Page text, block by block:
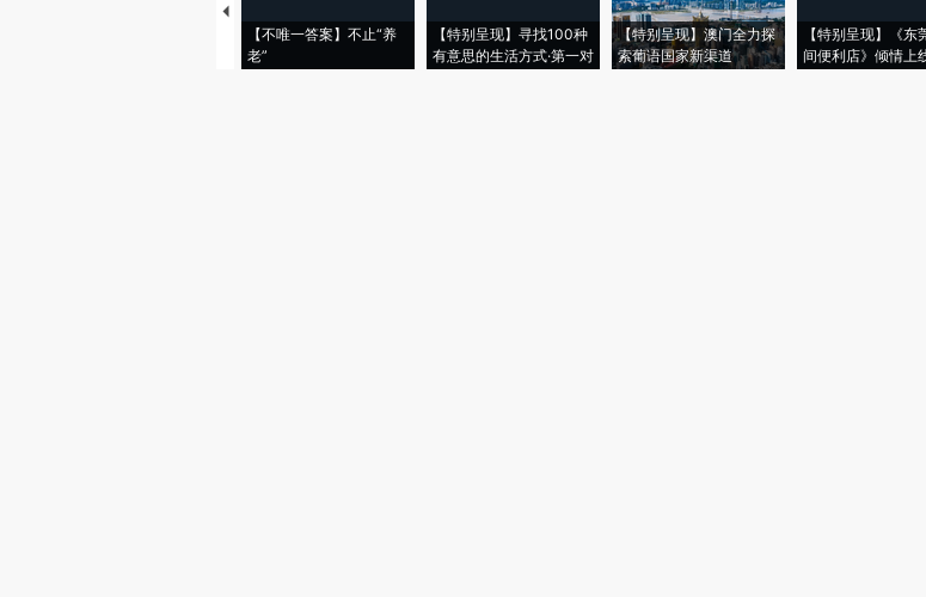
【不唯一答案】不止“养
老”
【特别呈现】寻找100种
有意思的生活方式·第一对
【特别呈现】澳门全力探
索葡语国家新渠道
【特别呈现】《东
间便利店》倾情上